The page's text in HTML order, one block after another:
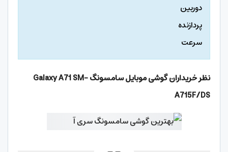
دوربین
پردازنده
سرعت
نظر خریداران گوشی موبایل سامسونگ Galaxy A71 SM-
A715F/DS